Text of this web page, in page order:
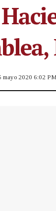
mayo 2020 6:02 PM